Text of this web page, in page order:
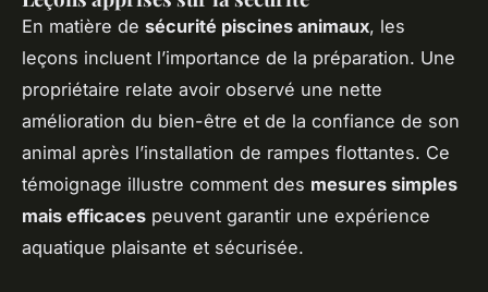
En matière de sécurité piscines animaux, les
leçons incluent l’importance de la préparation. Une
propriétaire relate avoir observé une nette
amélioration du bien-être et de la confiance de son
animal après l’installation de rampes flottantes. Ce
témoignage illustre comment des mesures simples
mais efficaces peuvent garantir une expérience
aquatique plaisante et sécurisée.